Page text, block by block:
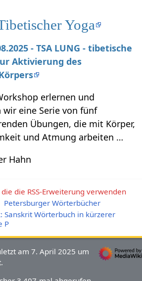
Yoga
- TSA LUNG - tibetische
Aktivierung des
erlernen und
eine Serie von fünf
Übungen, die mit Körper,
und Atmung arbeiten …
Hahn
die RSS-Erweiterung verwenden
Petersburger Wörterbücher
Sanskrit Wörterbuch in kürzerer
P
am 7. April 2025 um